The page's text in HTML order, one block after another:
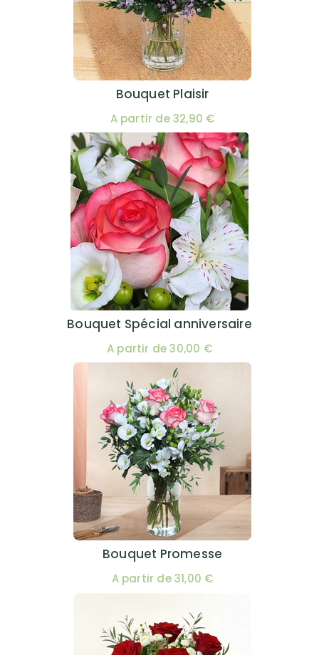
Bouquet Plaisir
A partir de 32,90 €
Bouquet Spécial anniversaire
A partir de 30,00 €
Bouquet Promesse
A partir de 31,00 €